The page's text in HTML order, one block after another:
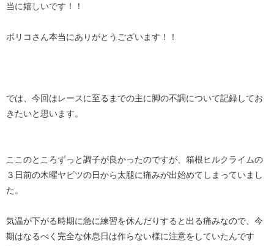
当に嬉しいです！！
ボリコさん本当にありがとうございます！！
では、今回はレースに至るまでの主に脚の不調について記録してお
きたいと思います。
ここのところずっと調子が良かったのですが、箱根ヒルクライムの
３日前の木曜ヤビツの日から太腿に痛みが出始めてしまっていまし
た。
気温が下がる時期に急に練習を休んだりすると出る痛みなので、今
期はなるべく完全な休息日は作らない様に注意をしていたんです